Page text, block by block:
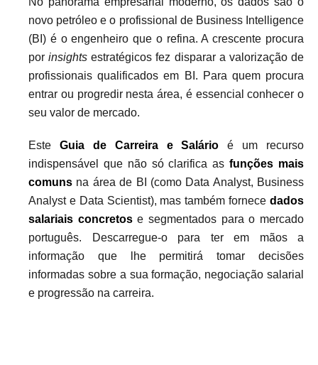
novo petróleo e o profissional de Business Intelligence
(BI) é o engenheiro que o refina. A crescente procura
porinsights estratégicos fez disparar a valorização de
profissionais qualificados em BI. Para quem procura
entrar ou progredir nesta área, é essencial conhecer o
seu valor de mercado.
Este Guia de Carreira e Salário é um recurso
indispensável que não só clarifica asfunções mais
comuns na área de BI (como Data Analyst, Business
Analyst e Data Scientist), mas também fornece dados
salariais concretose segmentados para o mercado
português. Descarregue-o para ter em mãos a
informação que lhe permitirá tomar decisões
informadas sobre a sua formação, negociação salarial
e progressão na carreira.